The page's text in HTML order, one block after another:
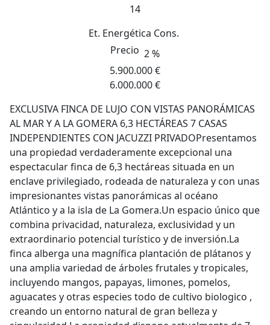
14
Et. Energética Cons.
Precio 2 %
5.900.000 €
6.000.000 €
EXCLUSIVA FINCA DE LUJO CON VISTAS PANORÁMICAS
AL MAR Y A LA GOMERA 6,3 HECTÁREAS 7 CASAS
INDEPENDIENTES CON JACUZZI PRIVADOPresentamos
una propiedad verdaderamente excepcional una
espectacular finca de 6,3 hectáreas situada en un
enclave privilegiado, rodeada de naturaleza y con unas
impresionantes vistas panorámicas al océano
Atlántico y a la isla de La Gomera.Un espacio único que
combina privacidad, naturaleza, exclusividad y un
extraordinario potencial turístico y de inversión.La
finca alberga una magnífica plantación de plátanos y
una amplia variedad de árboles frutales y tropicales,
incluyendo mangos, papayas, limones, pomelos,
aguacates y otras especies todo de cultivo biologico ,
creando un entorno natural de gran belleza y